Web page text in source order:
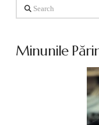
Search
Minunile